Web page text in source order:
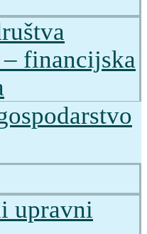
financijska
upravni